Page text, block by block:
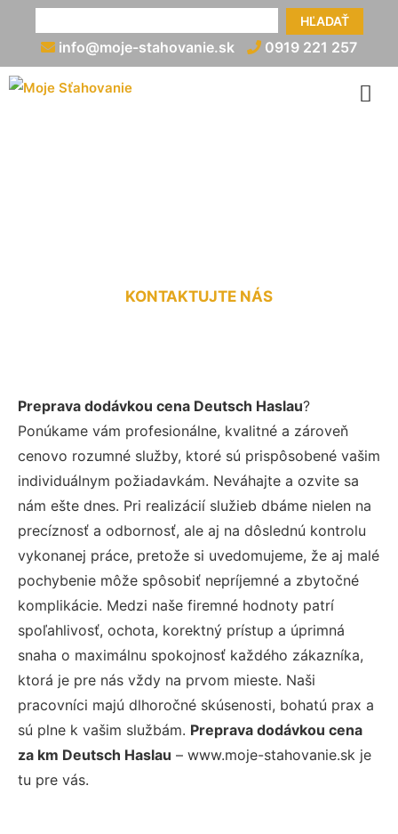
HĽADAŤ
info@moje-stahovanie.sk 0919 221 257
KONTAKTUJTE NÁS
Preprava dodávkou cena Deutsch Haslau?
Ponúkame vám profesionálne, kvalitné a zároveň
cenovo rozumné služby, ktoré sú prispôsobené vašim
individuálnym požiadavkám. Neváhajte a ozvite sa
nám ešte dnes. Pri realizácií služieb dbáme nielen na
precíznosť a odbornosť, ale aj na dôslednú kontrolu
vykonanej práce, pretože si uvedomujeme, že aj malé
pochybenie môže spôsobiť nepríjemné a zbytočné
komplikácie. Medzi naše firemné hodnoty patrí
spoľahlivosť, ochota, korektný prístup a úprimná
snaha o maximálnu spokojnosť každého zákazníka,
ktorá je pre nás vždy na prvom mieste. Naši
pracovníci majú dlhoročné skúsenosti, bohatú prax a
sú plne k vašim službám. Preprava dodávkou cena
za km Deutsch Haslau – www.moje-stahovanie.sk je
tu pre vás.